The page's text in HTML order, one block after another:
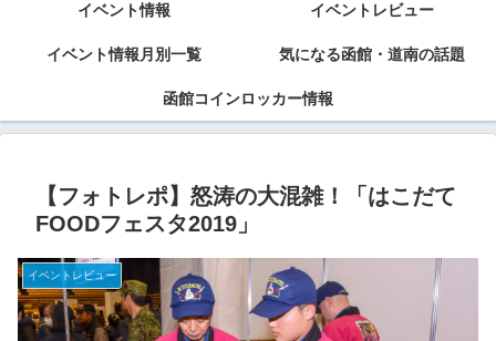
イベント情報 イベントレビュー
イベント情報月別一覧 気になる函館・道南の話題
函館コインロッカー情報
【フォトレポ】怒涛の大混雑！「はこだて
FOODフェスタ2019」
イベントレビュー